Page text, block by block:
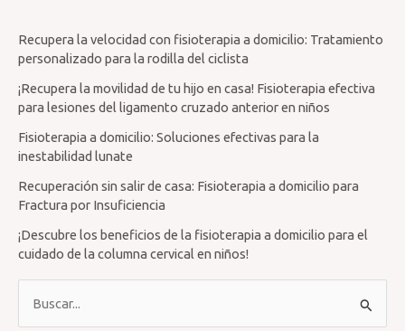
Recupera la velocidad con fisioterapia a domicilio: Tratamiento
personalizado para la rodilla del ciclista
¡Recupera la movilidad de tu hijo en casa! Fisioterapia efectiva
para lesiones del ligamento cruzado anterior en niños
Fisioterapia a domicilio: Soluciones efectivas para la
inestabilidad lunate
Recuperación sin salir de casa: Fisioterapia a domicilio para
Fractura por Insuficiencia
¡Descubre los beneficios de la fisioterapia a domicilio para el
cuidado de la columna cervical en niños!